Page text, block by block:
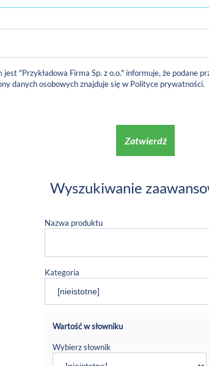
"Przykładowa Firma Sp. z o.o." informuje, że podane
danych osobowych znajduje się w Polityce prywatności.
Zatwierdź
Wyszukiwanie
Nazwa produktu
Kategoria
Wartość w słowniku
Wybierz słownik